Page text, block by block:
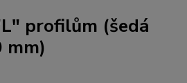
profilům (šedá
mm)